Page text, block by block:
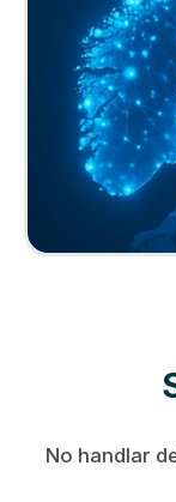
No handlar